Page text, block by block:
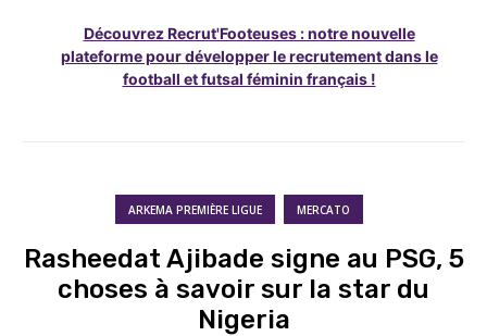
Découvrez Recrut'Footeuses : notre nouvelle
plateforme pour développer le recrutement dans le
football et futsal féminin français !
ARKEMA PREMIÈRE LIGUE MERCATO
Rasheedat Ajibade signe au PSG, 5
choses à savoir sur la star du
Nigeria